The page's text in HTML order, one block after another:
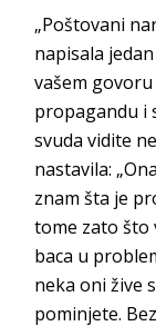
„Poštovani
napisala
vašem
propagandu i
svuda vidite
nastavila:
znam šta je
tome zato što
baca u
neka oni žive
pominjete.